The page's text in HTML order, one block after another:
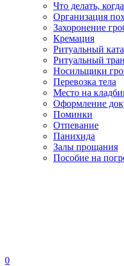
Что делать,
Организация
Захоронение
Кремация
Ритуальный
Ритуальный
Носильщики
Перевозка тела
Место на
Оформление
Поминки
Отпевание
Панихида
Залы прощания
Пособие на
0